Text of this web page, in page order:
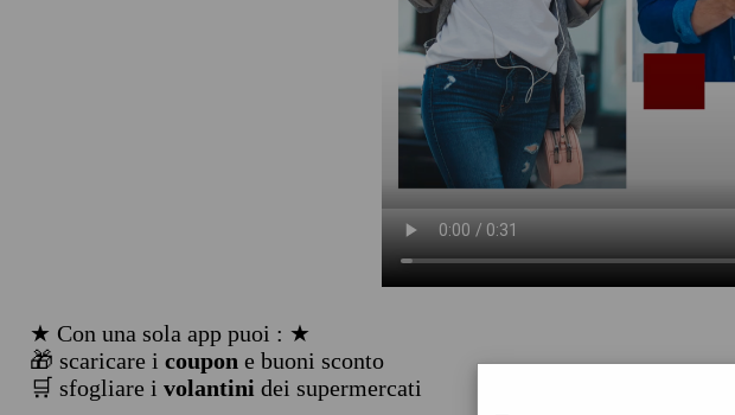
★ Con una sola app puoi : ★
🎁 scaricare i coupon e buoni sconto
🛒 sfogliare i volantini dei supermercati